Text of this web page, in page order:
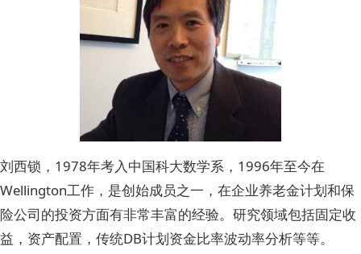
刘西锁，1978年考入中国科大数学系，1996年至今在
Wellington工作，是创始成员之一，在企业养老金计划和保
险公司的投资方面有非常丰富的经验。研究领域包括固定收
益，资产配置，传统DB计划资金比率波动率分析等等。